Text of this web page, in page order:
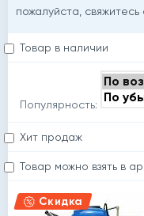
пожалуйста,
Товар в наличии
Популярность:
Хит продаж
Товар можно взять в
Скидка